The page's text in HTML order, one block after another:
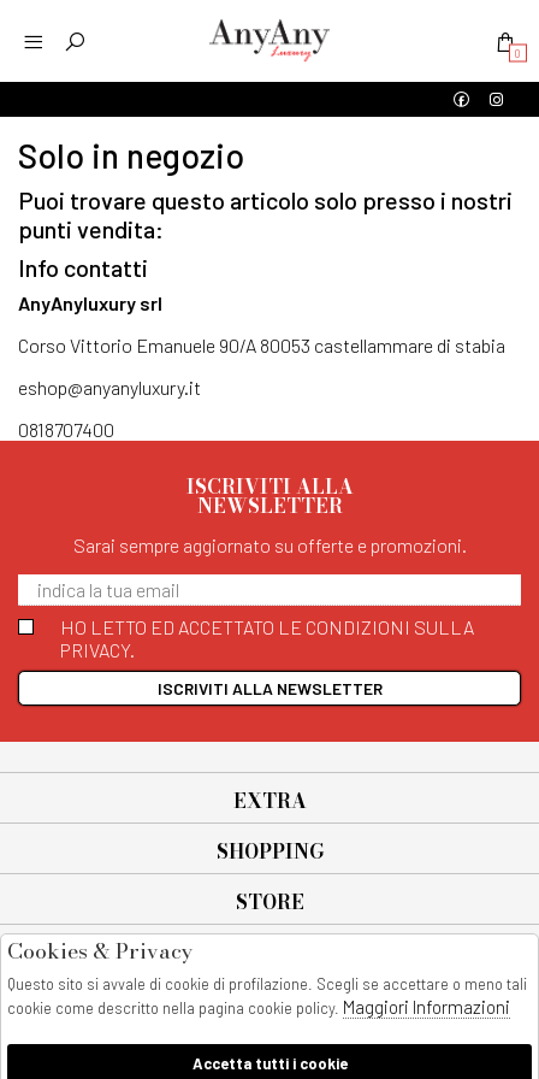
0
Solo in negozio
Puoi trovare questo articolo solo presso i nostri
punti vendita:
Info contatti
AnyAnyluxury srl
Corso Vittorio Emanuele 90/A 80053 castellammare di stabia
eshop@anyanyluxury.it
0818707400
ISCRIVITI ALLA
NEWSLETTER
Sarai sempre aggiornato su offerte e promozioni.
HO LETTO ED ACCETTATO LE CONDIZIONI SULLA
PRIVACY.
ISCRIVITI ALLA NEWSLETTER
EXTRA
SHOPPING
STORE
All rights reserved - © Copyright 2026
AnyAnyluxury srl - Sede Legale: Corso Vittorio Emanuele 90/A - 80053
castellammare di stabia - Italia
Cookies & Privacy
Questo sito si avvale di cookie di profilazione. Scegli se accettare o meno tali
cookie come descritto nella pagina cookie policy. Maggiori Informazioni
Accetta tutti i cookie